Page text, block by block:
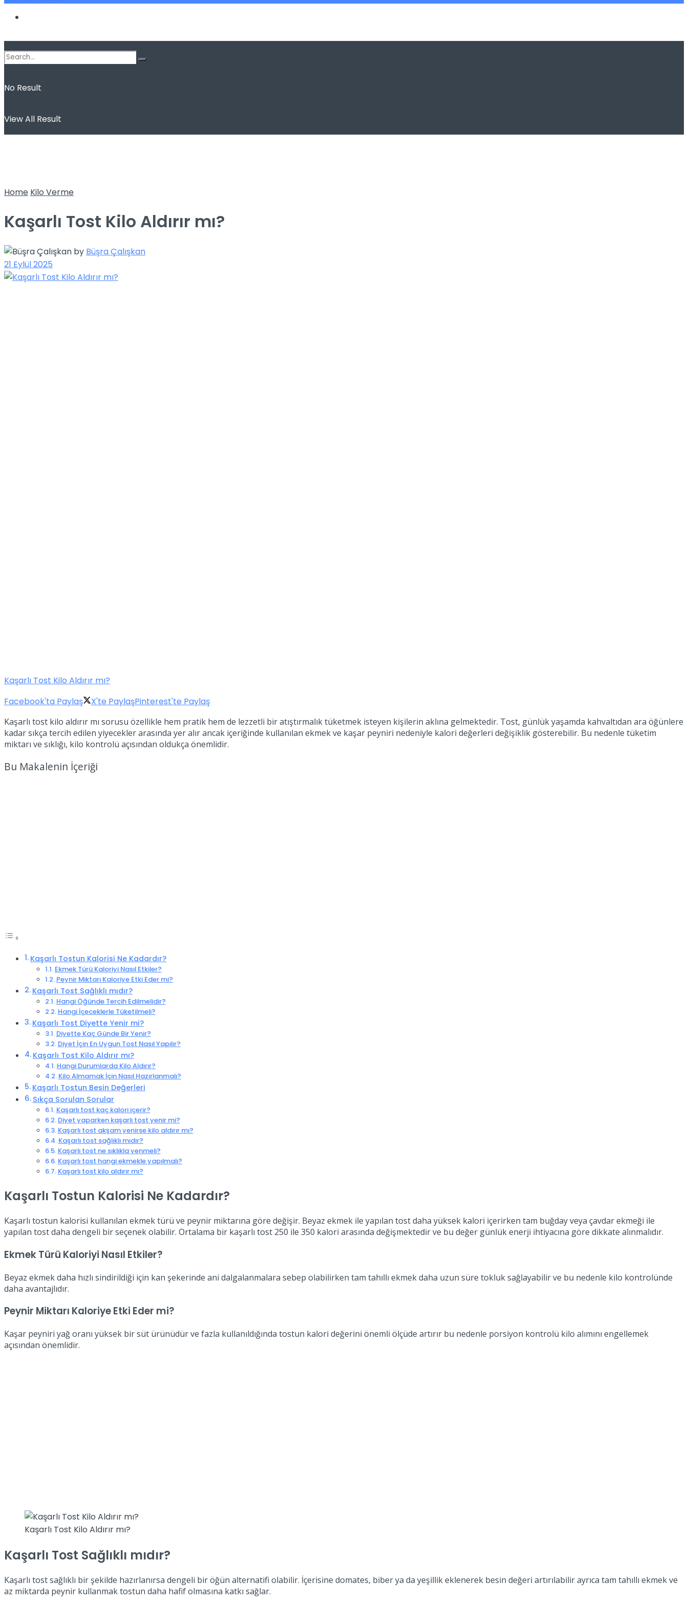
No Result
View All Result
Home Kilo Verme
Kaşarlı Tost Kilo Aldırır mı?
by Büşra Çalışkan
21 Eylül 2025
Kaşarlı Tost Kilo Aldırır mı?
Facebook'ta Paylaş
X'te PaylaşPinterest'te Paylaş
Kaşarlı tost kilo aldırır mı sorusu özellikle hem pratik hem de lezzetli bir atıştırmalık tüketmek isteyen kişilerin aklına gelmektedir. Tost, günlük yaşamda kahvaltıdan ara öğünlere
kadar sıkça tercih edilen yiyecekler arasında yer alır ancak içeriğinde kullanılan ekmek ve kaşar peyniri nedeniyle kalori değerleri değişiklik gösterebilir. Bu nedenle tüketim
miktarı ve sıklığı, kilo kontrolü açısından oldukça önemlidir.
Bu Makalenin İçeriği
Kaşarlı Tostun Kalorisi Ne Kadardır?
Ekmek Türü Kaloriyi Nasıl Etkiler?
Peynir Miktarı Kaloriye Etki Eder mi?
Kaşarlı Tost Sağlıklı mıdır?
Hangi Öğünde Tercih Edilmelidir?
Hangi İçeceklerle Tüketilmeli?
Kaşarlı Tost Diyette Yenir mi?
Diyette Kaç Günde Bir Yenir?
Diyet İçin En Uygun Tost Nasıl Yapılır?
Kaşarlı Tost Kilo Aldırır mı?
Hangi Durumlarda Kilo Aldırır?
Kilo Almamak İçin Nasıl Hazırlanmalı?
Kaşarlı Tostun Besin Değerleri
Sıkça Sorulan Sorular
Kaşarlı tost kaç kalori içerir?
Diyet yaparken kaşarlı tost yenir mi?
Kaşarlı tost akşam yenirse kilo aldırır mı?
Kaşarlı tost sağlıklı mıdır?
Kaşarlı tost ne sıklıkla yenmeli?
Kaşarlı tost hangi ekmekle yapılmalı?
Kaşarlı tost kilo aldırır mı?
Kaşarlı Tostun Kalorisi Ne Kadardır?
Kaşarlı tostun kalorisi kullanılan ekmek türü ve peynir miktarına göre değişir. Beyaz ekmek ile yapılan tost daha yüksek kalori içerirken tam buğday veya çavdar ekmeği ile
yapılan tost daha dengeli bir seçenek olabilir. Ortalama bir kaşarlı tost 250 ile 350 kalori arasında değişmektedir ve bu değer günlük enerji ihtiyacına göre dikkate alınmalıdır.
Ekmek Türü Kaloriyi Nasıl Etkiler?
Beyaz ekmek daha hızlı sindirildiği için kan şekerinde ani dalgalanmalara sebep olabilirken tam tahıllı ekmek daha uzun süre tokluk sağlayabilir ve bu nedenle kilo kontrolünde
daha avantajlıdır.
Peynir Miktarı Kaloriye Etki Eder mi?
Kaşar peyniri yağ oranı yüksek bir süt ürünüdür ve fazla kullanıldığında tostun kalori değerini önemli ölçüde artırır bu nedenle porsiyon kontrolü kilo alımını engellemek
açısından önemlidir.
Kaşarlı Tost Kilo Aldırır mı?
Kaşarlı Tost Sağlıklı mıdır?
Kaşarlı tost sağlıklı bir şekilde hazırlanırsa dengeli bir öğün alternatifi olabilir. İçerisine domates, biber ya da yeşillik eklenerek besin değeri artırılabilir ayrıca tam tahıllı ekmek ve
az miktarda peynir kullanmak tostun daha hafif olmasına katkı sağlar.